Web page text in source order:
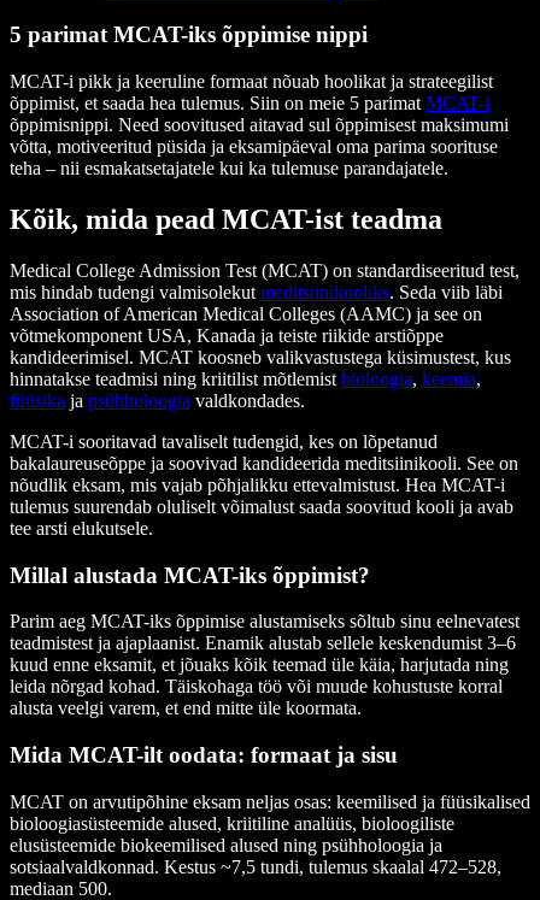
5 parimat MCAT-iks õppimise nippi
MCAT-i pikk ja keeruline formaat nõuab hoolikat ja strateegilist
õppimist, et saada hea tulemus. Siin on meie 5 parimat MCAT-i
õppimisnippi. Need soovitused aitavad sul õppimisest maksimumi
võtta, motiveeritud püsida ja eksamipäeval oma parima soorituse
teha – nii esmakatsetajatele kui ka tulemuse parandajatele.
Kõik, mida pead MCAT-ist teadma
Medical College Admission Test (MCAT) on standardiseeritud test,
mis hindab tudengi valmisolekut meditsiinikooliks. Seda viib läbi
Association of American Medical Colleges (AAMC) ja see on
võtmekomponent USA, Kanada ja teiste riikide arstiõppe
kandideerimisel. MCAT koosneb valikvastustega küsimustest, kus
hinnatakse teadmisi ning kriitilist mõtlemist bioloogia, keemia,
füüsika ja psühholoogia valdkondades.
MCAT-i sooritavad tavaliselt tudengid, kes on lõpetanud
bakalaureuseõppe ja soovivad kandideerida meditsiinikooli. See on
nõudlik eksam, mis vajab põhjalikku ettevalmistust. Hea MCAT-i
tulemus suurendab oluliselt võimalust saada soovitud kooli ja avab
tee arsti elukutsele.
Millal alustada MCAT-iks õppimist?
Parim aeg MCAT-iks õppimise alustamiseks sõltub sinu eelnevatest
teadmistest ja ajaplaanist. Enamik alustab sellele keskendumist 3–6
kuud enne eksamit, et jõuaks kõik teemad üle käia, harjutada ning
leida nõrgad kohad. Täiskohaga töö või muude kohustuste korral
alusta veelgi varem, et end mitte üle koormata.
Mida MCAT-ilt oodata: formaat ja sisu
MCAT on arvutipõhine eksam neljas osas: keemilised ja füüsikalised
bioloogiasüsteemide alused, kriitiline analüüs, bioloogiliste
elusüsteemide biokeemilised alused ning psühholoogia ja
sotsiaalvaldkonnad. Kestus ~7,5 tundi, tulemus skaalal 472–528,
mediaan 500.